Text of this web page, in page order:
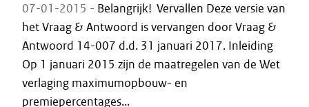
07-01-2015 - Belangrijk! Vervallen Deze versie van
het Vraag & Antwoord is vervangen door Vraag &
Antwoord 14-007 d.d. 31 januari 2017. Inleiding
Op 1 januari 2015 zijn de maatregelen van de Wet
verlaging maximumopbouw- en
premiepercentages...